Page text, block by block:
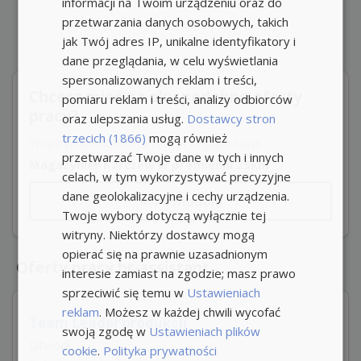
Chcesz mieć na oku podobne oferty
pracy?
Włącz powiadomienia i nie przegap okazji!
Magazynier Karczew w promieniu 25km
Powiadom
Oferty pracy hr-assistant
Team Leader produkcji
przetwarzania danych osobowych, takich
jak Twój adres IP, unikalne identyfikatory i
dane przeglądania, w celu wyświetlania
spersonalizowanych reklam i treści,
pomiaru reklam i treści, analizy odbiorców
oraz ulepszania usług. Dostawcy stron
trzecich (1866) mogą również
przetwarzać Twoje dane w tych i innych
celach, w tym wykorzystywać precyzyjne
dane geolokalizacyjne i cechy urządzenia.
Twoje wybory dotyczą wyłącznie tej
witryny. Niektórzy dostawcy mogą
opierać się na prawnie uzasadnionym
interesie zamiast na zgodzie; masz prawo
sprzeciwić się temu w Ustawieniach
reklam. Możesz w każdej chwili wycofać
swoją zgodę w Ustawieniach plików
cookie. Polityka prywatności